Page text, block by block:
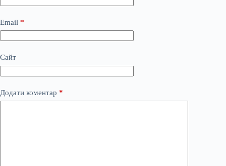
Email *
Сайт
Додати коментар *